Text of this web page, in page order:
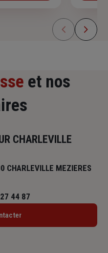
et nos
CHARLEVILLE
CHARLEVILLE MEZIERES
44 87